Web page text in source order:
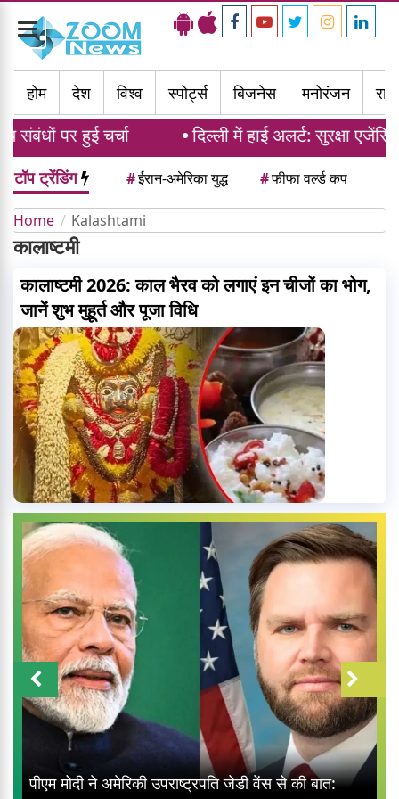
Toggle
navigation
होम
देश विश्व स्पोर्ट्स बिजनेस मनोरंजन
पर हुई चर्चा दिल्ली में हाई अलर्ट: सुरक्षा
टॉप ट्रेंडिंग #ईरान-अमेरिका युद्ध #फीफा वर्ल्ड कप
Home Kalashtami
कालाष्टमी
कालाष्टमी 2026: काल भैरव को लगाएं इन चीजों का भोग,
जानें शुभ मुहूर्त और पूजा विधि
पीएम मोदी ने अमेरिकी उपराष्ट्रपति जेडी वेंस से की बात: